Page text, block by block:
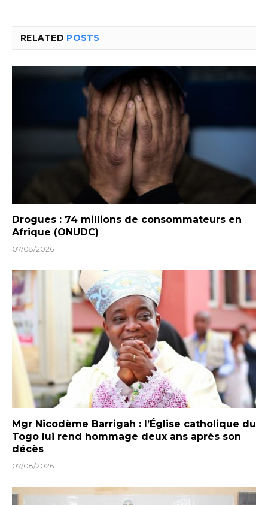
RELATED POSTS
Drogues : 74 millions de consommateurs en
Afrique (ONUDC)
07/08/2026
Mgr Nicodème Barrigah : l’Église catholique du
Togo lui rend hommage deux ans après son
décès
07/08/2026